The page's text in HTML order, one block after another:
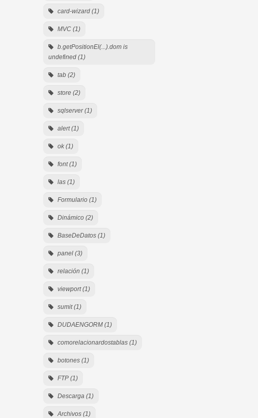
card-wizard (1)
MVC (1)
b.getPositionEl(...).dom is
undefined (1)
tab (2)
store (2)
sqlserver (1)
alert (1)
ok (1)
font (1)
las (1)
Formulario (1)
Dinámico (2)
BaseDeDatos (1)
panel (3)
relación (1)
viewport (1)
sumit (1)
DUDAENGORM (1)
comorelacionardostablas (1)
botones (1)
FTP (1)
Descarga (1)
Archivos (1)